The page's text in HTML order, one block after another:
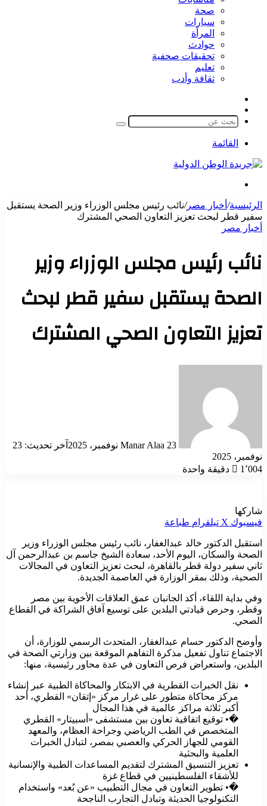
صحة
سيارات
المرأة
حوادث
تحقيقات صحفية
تعليم
ثقافة وأدب
المظلم
بحث
القائمة
الرئيسية/ أخبار مصر/نائب رئيس مجلس الوزراء وزير الصحة يستقبل
سفير قطر لبحث تعزيز التعاون الصحي المشترك
أخبار مصر
نائب رئيس مجلس الوزراء وزير
الصحة يستقبل سفير قطر لبحث
تعزيز التعاون الصحي المشترك
Manar Alaa 23 نوفمبر، 2025
آخر تحديث: 23
نوفمبر، 2025
1٬004
دقيقة واحدة
شاركها
فيسبوك ‫X تيلقرام طباعة
استقبل الدكتور خالد عبدالغفار، نائب رئيس مجلس الوزراء وزير
الصحة والسكان، اليوم الأحد، سعادة الشيخ جاسم بن عبدالرحمن آل
ثاني سفير دولة قطر بالقاهرة، لبحث تعزيز التعاون في المجالات
الصحية، وذلك بمقر الوزارة في العاصمة الجديدة.
وفي بداية اللقاء، أكد الجانبان عمق العلاقات الأخوية بين مصر
وقطر، وحرص قيادتي البلدين على توسيع آفاق الشراكة في القطاع
الصحي.
وأوضح الدكتور حسام عبدالغفار، المتحدث الرسمي للوزارة، أن
الاجتماع تناول تفعيل مذكرة التفاهم الموقعة بين وزارتي الصحة في
البلدين، واستعراض فرص التعاون في عدة محاور رئيسية، منها:
نقل الخبرات القطرية في الابتكار والمحاكاة الطبية عبر إنشاء
مركز محاكاة متطور على غرار مركز «إتقان» القطري، أحد
أكبر ثلاثة مراكز عالمية في هذا المجال
�• توقيع اتفاقية تعاون بين مستشفى «أسبيتار» القطري
المتخصص في الطب الرياضي وجراحة العظام، والمعهد
القومي للجهاز الحركي والعصبي بمصر، لتبادل الخبرات
العلمية والبحثية
تعزيز التنسيق المشترك لتقديم المساعدات الطبية والإنسانية
للأشقاء الفلسطينيين في قطاع غزة
�• تطوير التعاون في مجال التطبيب «عن بُعد» واستخدام
التكنولوجيا الحديثة وتبادل التجارب الناجحة